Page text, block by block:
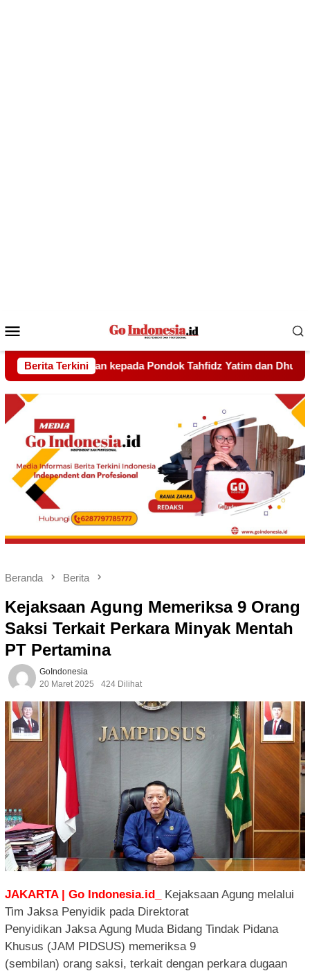
Mobile
Berita Terkini
dan Dhuafa Al-Aqsho Batam Udin Pelor Kirim
Beranda Berita
Kejaksaan Agung Memeriksa 9 Orang
Saksi Terkait Perkara Minyak Mentah
PT Pertamina
GoIndonesia
20 Maret 2025
424 Dilihat
JAKARTA | Go Indonesia.id_
Kejaksaan Agung melalui
Tim Jaksa Penyidik pada Direktorat
Penyidikan Jaksa Agung Muda Bidang Tindak Pidana
Khusus (JAM PIDSUS) memeriksa 9
(sembilan) orang saksi, terkait dengan perkara dugaan